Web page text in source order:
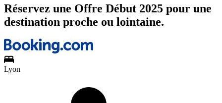
Réservez une Offre Début 2025 pour une
destination proche ou lointaine.
Lyon